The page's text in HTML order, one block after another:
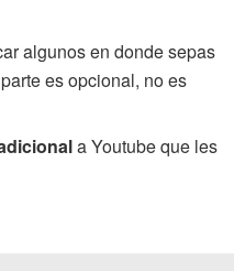
algunos en donde sepas
es opcional, no es
a Youtube que les